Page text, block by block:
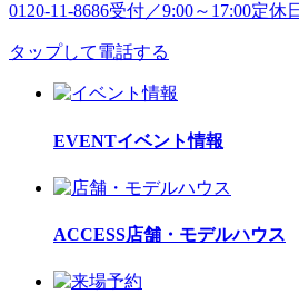
0120-11-8686受付／9:00～17:00定休
タップして電話する
EVENTイベント情報
ACCESS店舗・モデルハウス